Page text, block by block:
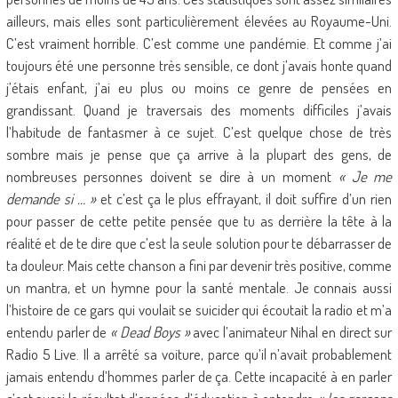
ailleurs, mais elles sont particulièrement élevées au Royaume-Uni.
C’est vraiment horrible. C’est comme une pandémie. Et comme j’ai
toujours été une personne très sensible, ce dont j’avais honte quand
j’étais enfant, j’ai eu plus ou moins ce genre de pensées en
grandissant. Quand je traversais des moments difficiles j’avais
l’habitude de fantasmer à ce sujet. C’est quelque chose de très
sombre mais je pense que ça arrive à la plupart des gens, de
nombreuses personnes doivent se dire à un moment « Je me
demande si … »et c’est ça le plus effrayant, il doit suffire d’un rien
pour passer de cette petite pensée que tu as derrière la tête à la
réalité et de te dire que c’est la seule solution pour te débarrasser de
ta douleur. Mais cette chanson a fini par devenir très positive, comme
un mantra, et un hymne pour la santé mentale. Je connais aussi
l’histoire de ce gars qui voulait se suicider qui écoutait la radio et m’a
entendu parler de « Dead Boys »avec l’animateur Nihal en direct sur
Radio 5 Live. Il a arrêté sa voiture, parce qu’il n’avait probablement
jamais entendu d’hommes parler de ça. Cette incapacité à en parler